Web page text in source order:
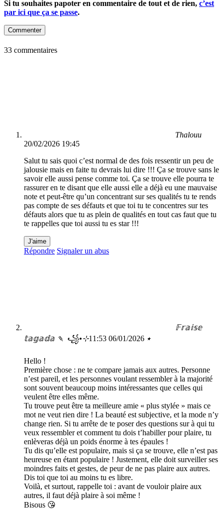
Si tu souhaites papoter en commentaire de tout et de rien, c’est
par ici que ça se passe.
Commenter
33 commentaires
Thalouu
20/02/2026 19:45
Salut tu sais quoi c’est normal de des fois ressentir un peu de
jalousie mais en faite tu devrais lui dire !!! Ça se trouve sans le
savoir elle aussi pense comme toi. Ça se trouve elle pourra te
rassurer en te disant que elle aussi elle a déjà eu une mauvaise
note et peut-être qu’un concentrant sur ses qualités tu te rends
pas compte de ses défauts et que toi tu te concentres sur tes
défauts alors que tu as plein de qualités en tout cas faut que tu
te rappelles que toi aussi tu es star !!!
J'aime
Répondre Signaler un abus
𝔽𝕣𝕒𝕚𝕤𝕖
𝕥𝕒𝕘𝕒𝕕𝕒 🍡 ꧁•⊹٭ 06/01/2026 11:53
Hello !
Première chose : ne te compare jamais aux autres. Personne
n’est pareil, et les personnes voulant ressembler à la majorité
sont souvent beaucoup moins intéressantes que celles qui
veulent être elles même.
Tu trouve peut être ta meilleure amie « plus stylée » mais ce
mot ne veut rien dire ! La beauté est subjective, et la mode n’y
change rien. Si tu arrête de te poser des questions sur à qui tu
veux ressembler et comment tu dois t’habiller pour plaire, tu
enlèveras déjà un poids énorme à tes épaules !
Tu dis qu’elle est populaire, mais si ça se trouve, elle n’est pas
heureuse en étant populaire ! Justement, elle doit surveiller ses
moindres faits et gestes, de peur de ne pas plaire aux autres.
Dis toi que toi au moins tu es libre.
Voilà, et surtout, rappelle toi : avant de vouloir plaire aux
autres, il faut déjà plaire à soi même !
Bisous 😘